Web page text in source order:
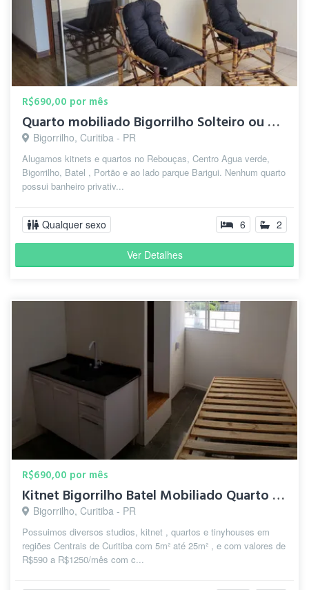
R$690,00 por mês
Quarto mobiliado Bigorrilho Solteiro ou Casal estacionament
Bigorrilho, Curitiba - PR
Alugamos kitnets e quartos no Rebouças, Centro Agua verde,
Bigorrilho, Batel , Portão e ao lado parque Barigui. Nenhum quarto
possui banheiro privativ...
Qualquer sexo 6 2
Ver Detalhes
R$690,00 por mês
Kitnet Bigorrilho Batel Mobiliado Quarto com banheiro
Bigorrilho, Curitiba - PR
Possuimos diversos studios, kitnet , quartos e tinyhouses em
regiões Centrais de Curitiba com 5m² até 25m² , e com valores de
R$590 a R$1250/mês com c...